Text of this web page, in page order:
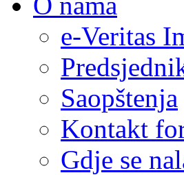
e-Veritas
Saopštenja
Kontakt
Gdje se